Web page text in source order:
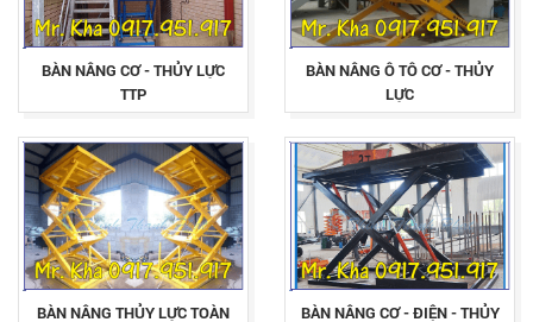
BÀN NÂNG CƠ - THỦY LỰC
TTP
BÀN NÂNG Ô TÔ CƠ - THỦY
LỰC
BÀN NÂNG THỦY LỰC TOÀN
BÀN NÂNG CƠ - ĐIỆN - THỦY